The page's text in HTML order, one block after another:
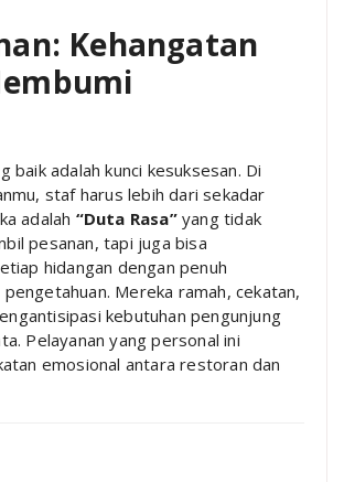
Kehangatan
baik adalah kunci kesuksesan. Di
staf harus lebih dari sekadar
adalah “Duta Rasa”yang tidak
pesanan, tapi juga bisa
hidangan dengan penuh
Mereka ramah, cekatan,
kebutuhan pengunjung
Pelayanan yang personal ini
emosional antara restoran dan